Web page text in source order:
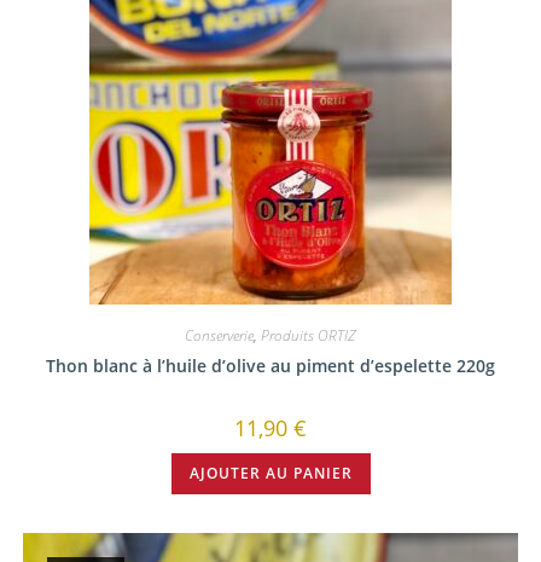
Conserverie, Produits ORTIZ
Thon blanc à l’huile d’olive au piment d’espelette 220g
11,90 €
AJOUTER AU PANIER